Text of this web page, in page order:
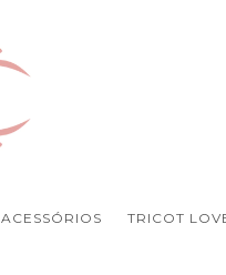
ACESSÓRIOS TRICOT